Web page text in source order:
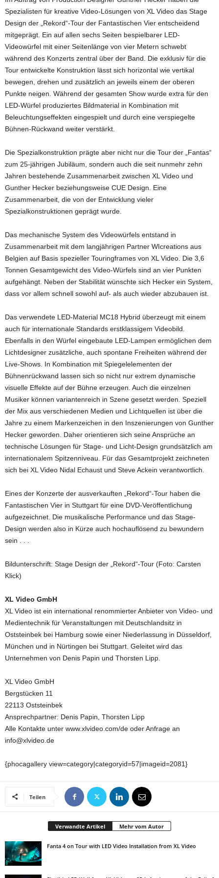
Spezialisten für kreative Video-Lösungen von XL Video das Stage
Design der „Rekord“-Tour der Fantastischen Vier entscheidend
mitgeprägt. Ein auf allen sechs Seiten bespielbarer LED-
Videowürfel mit einer Seitenlänge von vier Metern schwebt
während des Konzerts zentral über der Band. Die exklusiv für die
Tour entwickelte Konstruktion lässt sich horizontal wie vertikal
bewegen, drehen und zusätzlich an jeweils einem der oberen
Punkte neigen. Während der gesamten Show wurde extra für den
LED-Würfel produziertes Bildmaterial in Kombination mit
Beleuchtungseffekten eingespielt und durch eine verspiegelte
Bühnen-Rückwand weiter verstärkt.
Die Spezialkonstruktion prägte aber nicht nur die Tour der „Fantas“
zum 25-jährigen Jubiläum, sondern auch die seit nunmehr zehn
Jahren bestehende Zusammenarbeit zwischen XL Video und
Gunther Hecker beziehungsweise CUE Design. Eine
Zusammenarbeit, die von der Entwicklung vieler
Spezialkonstruktionen geprägt wurde.
Das mechanische System des Videowürfels entstand in
Zusammenarbeit mit dem langjährigen Partner WIcreations aus
Belgien auf Basis spezieller Touringframes von XL Video. Die 3,6
Tonnen Gesamtgewicht des Video-Würfels sind an vier Punkten
aufgehängt. Neben der Stabilität wünschte sich Hecker ein System,
dass vor allem schnell sowohl auf- als auch wieder abzubauen ist.
Das verwendete LED-Material MC18 Hybrid überzeugt mit einem
auch für internationale Standards erstklassigem Videobild.
Ebenfalls in den Würfel eingebaute LED-Lampen ermöglichen dem
Lichtdesigner zusätzliche, auch spontane Freiheiten während der
Live-Shows. In Kombination mit Spiegelelementen der
Bühnenrückwand lassen sich so nicht nur extrem dynamische
visuelle Effekte auf der Bühne erzeugen. Auch die einzelnen
Musiker können variantenreich in Szene gesetzt werden. Speziell
der Mix aus verschiedenen Medien und Lichtquellen ist über die
Jahre zu einem Markenzeichen in den Inszenierungen von Gunther
Hecker geworden. Daher orientieren sich seine Ansprüche an
technische Lösungen für Stage- und Licht-Design grundsätzlich am
internationalem Spitzenniveau. Für das Gesamtprojekt zeichneten
sich bei XL Video Nidal Echaust und Steve Ackein verantwortlich.
Eines der Konzerte der ausverkauften „Rekord“-Tour haben die
Fantastischen Vier in Stuttgart für eine DVD-Veröffentlichung
aufgezeichnet. Die musikalische Performance und das Stage-
Design werden also in Kürze auch hochauflösend zu bewundern
sein . . .
Bildunterschrift: Stage Design der „Rekord“-Tour (Foto: Carsten
Klick)
XL Video GmbH
XL Video ist ein international renommierter Anbieter von Video- und
Medientechnik für Veranstaltungen mit Deutschlandsitz in
Oststeinbek bei Hamburg sowie einer Niederlassung in Düsseldorf,
München und in Nürtingen bei Stuttgart. Geleitet wird das
Unternehmen von Denis Papin und Thorsten Lipp.
XL Video GmbH
Bergstücken 11
22113 Oststeinbek
Ansprechpartner: Denis Papin, Thorsten Lipp
Alle Kontakte unter www.xlvideo.com/de oder Anfrage an
info@xlvideo.de
{phocagallery view=category|categoryid=57|imageid=2081}
Teilen
Verwandte Artikel Mehr vom Autor
Fanta 4 on Tour with LED Video Installation from XL Video